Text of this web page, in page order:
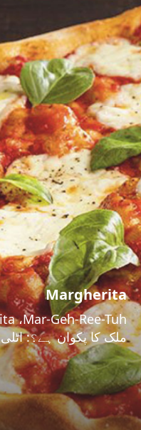
Margherita
ملک کا پکوان ہے؟: اٹلی